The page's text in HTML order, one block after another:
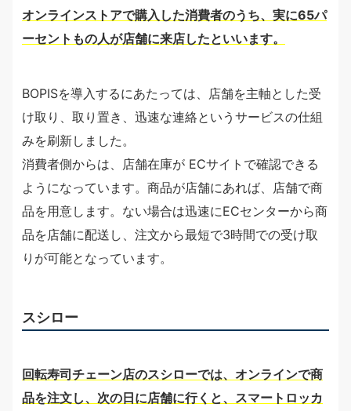
オンラインストアで購入した消費者のうち、実に65パ
ーセントもの人が店舗に来店したといいます。
BOPISを導入するにあたっては、店舗を主軸とした受
け取り、取り置き、迅速な連絡というサービスの仕組
みを刷新しました。
消費者側からは、店舗在庫が ECサイトで確認できる
ようになっています。商品が店舗にあれば、店舗で商
品を用意します。ない場合は迅速にECセンターから商
品を店舗に配送し、注文から最短で3時間での受け取
りが可能となっています。
スシロー
回転寿司チェーン店のスシローでは、オンラインで商
品を注文し、次の日に店舗に行くと、スマートロッカ